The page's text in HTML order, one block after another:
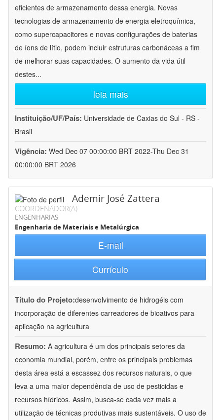
eficientes de armazenamento dessa energia. Novas
tecnologias de armazenamento de energia eletroquímica,
como supercapacitores e novas configurações de baterias
de íons de lítio, podem incluir estruturas carbonáceas a fim
de melhorar suas capacidades. O aumento da vida útil
destes...
leia mais
Instituição/UF/País: Universidade de Caxias do Sul - RS -
Brasil
Vigência: Wed Dec 07 00:00:00 BRT 2022-Thu Dec 31
00:00:00 BRT 2026
Ademir José Zattera
COORDENADOR(A)
ENGENHARIAS
Engenharia de Materiais e Metalúrgica
E-mail
Currículo
Título do Projeto:desenvolvimento de hidrogéis com
incorporação de diferentes carreadores de bioativos para
aplicação na agricultura
Resumo: A agricultura é um dos principais setores da
economia mundial, porém, entre os principais problemas
desta área está a escassez dos recursos naturais, o que
leva a uma maior dependência de uso de pesticidas e
recursos hídricos. Assim, busca-se cada vez mais a
utilização de técnicas produtivas mais sustentáveis. O uso de